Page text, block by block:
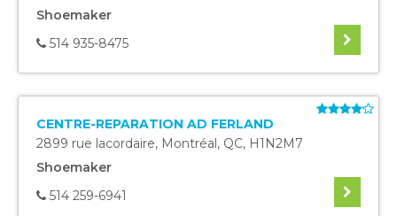
Shoemaker
514 935-8475
CENTRE-REPARATION AD FERLAND
2899 rue lacordaire, Montréal, QC, H1N2M7
Shoemaker
514 259-6941